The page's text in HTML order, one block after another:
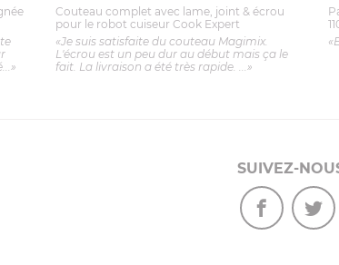
Couteau complet avec lame, joint & écrou
pour le robot cuiseur Cook Expert
«Je suis satisfaite du couteau Magimix.
L'écrou est un peu dur au début mais ça le
fait. La livraison a été très rapide. ...»
SUIVEZ-